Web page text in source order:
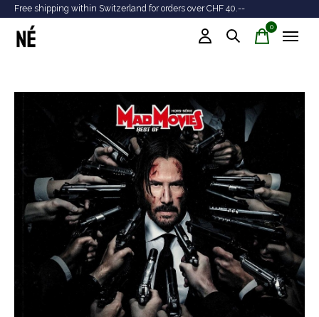
Free shipping within Switzerland for orders over CHF 40.--
0items
Slideshow Items